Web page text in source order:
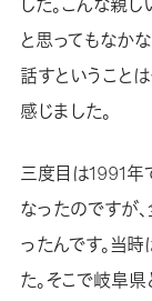
と思ってもなか
話すということ
感じました。
三度目は1991年
なったのですが
ったんです。当
た。そこで岐阜